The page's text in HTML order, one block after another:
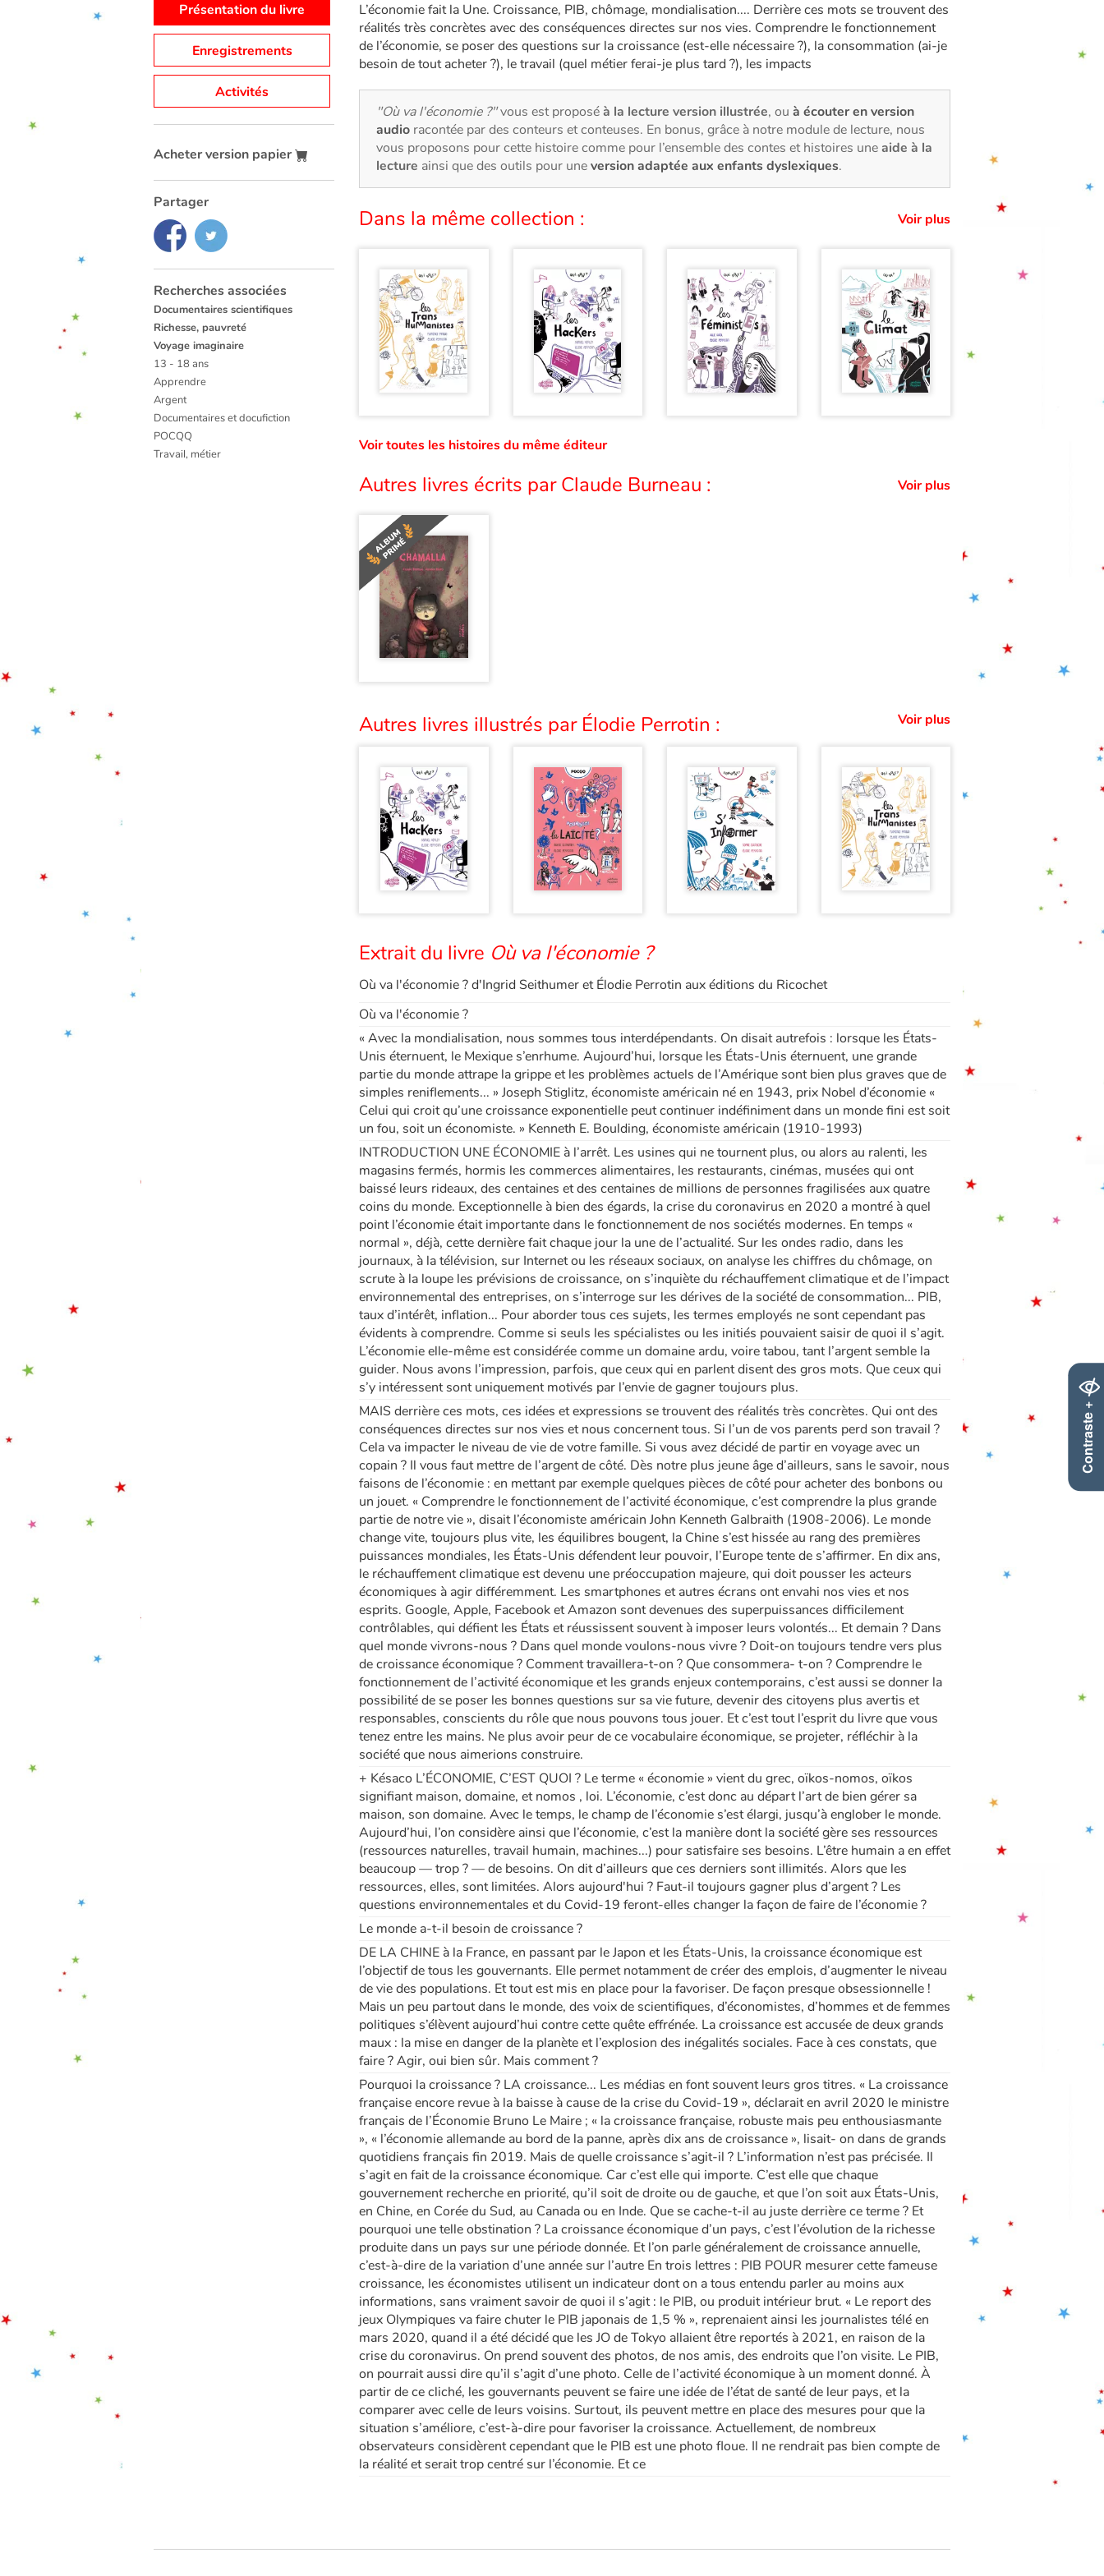
Contraste +
Présentation du livre
Enregistrements
Activités
Acheter version papier
Partager
Recherches associées
Documentaires scientifiques
Richesse, pauvreté
Voyage imaginaire
13 - 18 ans
Apprendre
Argent
Documentaires et docufiction
POCQQ
Travail, métier
L’économie fait la Une. Croissance, PIB, chômage, mondialisation.... Derrière ces mots se trouvent des
réalités très concrètes avec des conséquences directes sur nos vies. Comprendre le fonctionnement
de l’économie, se poser des questions sur la croissance (est-elle nécessaire ?), la consommation (ai-je
besoin de tout acheter ?), le travail (quel métier ferai-je plus tard ?), les impacts
"Où va l'économie ?"vous est proposéà la lecture version illustrée, ou à écouter en version
audio racontée par des conteurs et conteuses. En bonus, grâce à notre module de lecture, nous
vous proposons pour cette histoire comme pour l’ensemble des contes et histoires uneaide à la
lecture ainsi que des outils pour uneversion adaptée aux enfants dyslexiques.
Dans la même collection : Voir plus
Voir toutes les histoires du même éditeur
Autres livres écrits par Claude Burneau : Voir plus
Autres livres illustrés par Élodie Perrotin : Voir plus
Extrait du livre Où va l'économie ?
Où va l'économie ? d'Ingrid Seithumer et Élodie Perrotin aux éditions du Ricochet
Où va l'économie ?
« Avec la mondialisation, nous sommes tous interdépendants. On disait autrefois : lorsque les États-
Unis éternuent, le Mexique s’enrhume. Aujourd’hui, lorsque les États-Unis éternuent, une grande
partie du monde attrape la grippe et les problèmes actuels de l’Amérique sont bien plus graves que de
simples reniflements... » Joseph Stiglitz, économiste américain né en 1943, prix Nobel d’économie «
Celui qui croit qu’une croissance exponentielle peut continuer indéfiniment dans un monde fini est soit
un fou, soit un économiste. » Kenneth E. Boulding, économiste américain (1910-1993)
INTRODUCTION UNE ÉCONOMIE à l’arrêt. Les usines qui ne tournent plus, ou alors au ralenti, les
magasins fermés, hormis les commerces alimentaires, les restaurants, cinémas, musées qui ont
baissé leurs rideaux, des centaines et des centaines de millions de personnes fragilisées aux quatre
coins du monde. Exceptionnelle à bien des égards, la crise du coronavirus en 2020 a montré à quel
point l’économie était importante dans le fonctionnement de nos sociétés modernes. En temps «
normal », déjà, cette dernière fait chaque jour la une de l’actualité. Sur les ondes radio, dans les
journaux, à la télévision, sur Internet ou les réseaux sociaux, on analyse les chiffres du chômage, on
scrute à la loupe les prévisions de croissance, on s’inquiète du réchauffement climatique et de l’impact
environnemental des entreprises, on s’interroge sur les dérives de la société de consommation... PIB,
taux d’intérêt, inflation... Pour aborder tous ces sujets, les termes employés ne sont cependant pas
évidents à comprendre. Comme si seuls les spécialistes ou les initiés pouvaient saisir de quoi il s’agit.
L’économie elle-même est considérée comme un domaine ardu, voire tabou, tant l’argent semble la
guider. Nous avons l’impression, parfois, que ceux qui en parlent disent des gros mots. Que ceux qui
s’y intéressent sont uniquement motivés par l’envie de gagner toujours plus.
MAIS derrière ces mots, ces idées et expressions se trouvent des réalités très concrètes. Qui ont des
conséquences directes sur nos vies et nous concernent tous. Si l’un de vos parents perd son travail ?
Cela va impacter le niveau de vie de votre famille. Si vous avez décidé de partir en voyage avec un
copain ? Il vous faut mettre de l’argent de côté. Dès notre plus jeune âge d’ailleurs, sans le savoir, nous
faisons de l’économie : en mettant par exemple quelques pièces de côté pour acheter des bonbons ou
un jouet. « Comprendre le fonctionnement de l’activité économique, c’est comprendre la plus grande
partie de notre vie », disait l’économiste américain John Kenneth Galbraith (1908-2006). Le monde
change vite, toujours plus vite, les équilibres bougent, la Chine s’est hissée au rang des premières
puissances mondiales, les États-Unis défendent leur pouvoir, l’Europe tente de s’affirmer. En dix ans,
le réchauffement climatique est devenu une préoccupation majeure, qui doit pousser les acteurs
économiques à agir différemment. Les smartphones et autres écrans ont envahi nos vies et nos
esprits. Google, Apple, Facebook et Amazon sont devenues des superpuissances difficilement
contrôlables, qui défient les États et réussissent souvent à imposer leurs volontés... Et demain ? Dans
quel monde vivrons-nous ? Dans quel monde voulons-nous vivre ? Doit-on toujours tendre vers plus
de croissance économique ? Comment travaillera-t-on ? Que consommera- t-on ? Comprendre le
fonctionnement de l’activité économique et les grands enjeux contemporains, c’est aussi se donner la
possibilité de se poser les bonnes questions sur sa vie future, devenir des citoyens plus avertis et
responsables, conscients du rôle que nous pouvons tous jouer. Et c’est tout l’esprit du livre que vous
tenez entre les mains. Ne plus avoir peur de ce vocabulaire économique, se projeter, réfléchir à la
société que nous aimerions construire.
+ Késaco L’ÉCONOMIE, C’EST QUOI ? Le terme « économie » vient du grec, oïkos-nomos, oïkos
signifiant maison, domaine, et nomos , loi. L’économie, c’est donc au départ l’art de bien gérer sa
maison, son domaine. Avec le temps, le champ de l’économie s’est élargi, jusqu’à englober le monde.
Aujourd’hui, l’on considère ainsi que l’économie, c’est la manière dont la société gère ses ressources
(ressources naturelles, travail humain, machines...) pour satisfaire ses besoins. L’être humain a en effet
beaucoup — trop ? — de besoins. On dit d’ailleurs que ces derniers sont illimités. Alors que les
ressources, elles, sont limitées. Alors aujourd'hui ? Faut-il toujours gagner plus d’argent ? Les
questions environnementales et du Covid-19 feront-elles changer la façon de faire de l’économie ?
Le monde a-t-il besoin de croissance ?
DE LA CHINE à la France, en passant par le Japon et les États-Unis, la croissance économique est
l’objectif de tous les gouvernants. Elle permet notamment de créer des emplois, d’augmenter le niveau
de vie des populations. Et tout est mis en place pour la favoriser. De façon presque obsessionnelle !
Mais un peu partout dans le monde, des voix de scientifiques, d’économistes, d’hommes et de femmes
politiques s’élèvent aujourd’hui contre cette quête effrénée. La croissance est accusée de deux grands
maux : la mise en danger de la planète et l’explosion des inégalités sociales. Face à ces constats, que
faire ? Agir, oui bien sûr. Mais comment ?
Pourquoi la croissance ? LA croissance... Les médias en font souvent leurs gros titres. « La croissance
française encore revue à la baisse à cause de la crise du Covid-19 », déclarait en avril 2020 le ministre
français de l’Économie Bruno Le Maire ; « la croissance française, robuste mais peu enthousiasmante
», « l’économie allemande au bord de la panne, après dix ans de croissance », lisait- on dans de grands
quotidiens français fin 2019. Mais de quelle croissance s’agit-il ? L’information n’est pas précisée. Il
s’agit en fait de la croissance économique. Car c’est elle qui importe. C’est elle que chaque
gouvernement recherche en priorité, qu’il soit de droite ou de gauche, et que l’on soit aux États-Unis,
en Chine, en Corée du Sud, au Canada ou en Inde. Que se cache-t-il au juste derrière ce terme ? Et
pourquoi une telle obstination ? La croissance économique d’un pays, c’est l’évolution de la richesse
produite dans un pays sur une période donnée. Et l’on parle généralement de croissance annuelle,
c’est-à-dire de la variation d’une année sur l’autre En trois lettres : PIB POUR mesurer cette fameuse
croissance, les économistes utilisent un indicateur dont on a tous entendu parler au moins aux
informations, sans vraiment savoir de quoi il s’agit : le PIB, ou produit intérieur brut. « Le report des
jeux Olympiques va faire chuter le PIB japonais de 1,5 % », reprenaient ainsi les journalistes télé en
mars 2020, quand il a été décidé que les JO de Tokyo allaient être reportés à 2021, en raison de la
crise du coronavirus. On prend souvent des photos, de nos amis, des endroits que l’on visite. Le PIB,
on pourrait aussi dire qu’il s’agit d’une photo. Celle de l’activité économique à un moment donné. À
partir de ce cliché, les gouvernants peuvent se faire une idée de l’état de santé de leur pays, et la
comparer avec celle de leurs voisins. Surtout, ils peuvent mettre en place des mesures pour que la
situation s’améliore, c’est-à-dire pour favoriser la croissance. Actuellement, de nombreux
observateurs considèrent cependant que le PIB est une photo floue. Il ne rendrait pas bien compte de
la réalité et serait trop centré sur l’économie. Et ce